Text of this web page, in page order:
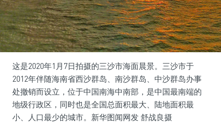
这是2020年1月7日拍摄的三沙市海面晨景。三沙市于
2012年伴随海南省西沙群岛、南沙群岛、中沙群岛办事
处撤销而设立，位于中国南海中南部，是中国最南端的
地级行政区，同时也是全国总面积最大、陆地面积最
小、人口最少的城市。新华图闻网发 舒战良摄